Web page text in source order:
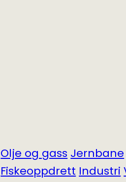
Olje og gassJernbane
FiskeoppdrettIndustri